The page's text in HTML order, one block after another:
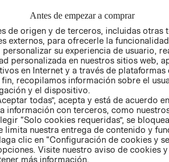
RELACIÓN CON
INVERSIONISTAS
POLÍTICA
EMPRESARIAL
- RETIRO EN
TIENDA
TÉRMINOS Y
CONDICIONES
AVISO DE
PRIVACIDAD
GIFT CARD
AVISO DE
COOKIES
Antes de empezar a comprar
de origen y de terceros, incluidas otras
externos, para ofrecerle la
su experiencia de usuario,
personalizada en nuestros sitios web,
en Internet y a través de plataformas
fin, recopilamos información sobre el
y el dispositivo.
todas”, acepta y está de acuerdo
información con terceros, como
“Solo cookies requeridas”, se
limita nuestra entrega de contenido y
clic en “Configuración de cookies y
Visite nuestro aviso de cookies
más información.